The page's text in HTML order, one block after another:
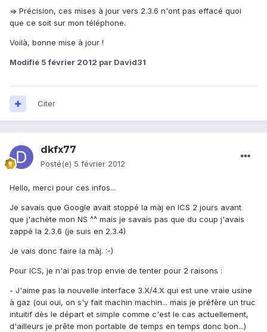
=> Précision, ces mises à jour vers 2.3.6 n'ont pas effacé quoi
que ce soit sur mon téléphone.
Voilà, bonne mise à jour !
Modifié 5 février 2012 par David31
Citer
dkfx77
Posté(e) 5 février 2012
Hello, merci pour ces infos...
Je savais que Google avait stoppé la màj en ICS 2 jours avant
que j'achète mon NS ^^ mais je savais pas que du coup j'avais
zappé la 2.3.6 (je suis en 2.3.4)
Je vais donc faire la màj. :-)
Pour ICS, je n'ai pas trop envie de tenter pour 2 raisons :
- J'aime pas la nouvelle interface 3.X/4.X qui est une vraie usine
à gaz (oui oui, on s'y fait machin machin... mais je préfère un truc
intuitif dès le départ et simple comme c'est le cas actuellement,
d'ailleurs je prête mon portable de temps en temps donc bon...)